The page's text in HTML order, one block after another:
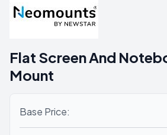
Flat Screen And
Mount
Base Price: